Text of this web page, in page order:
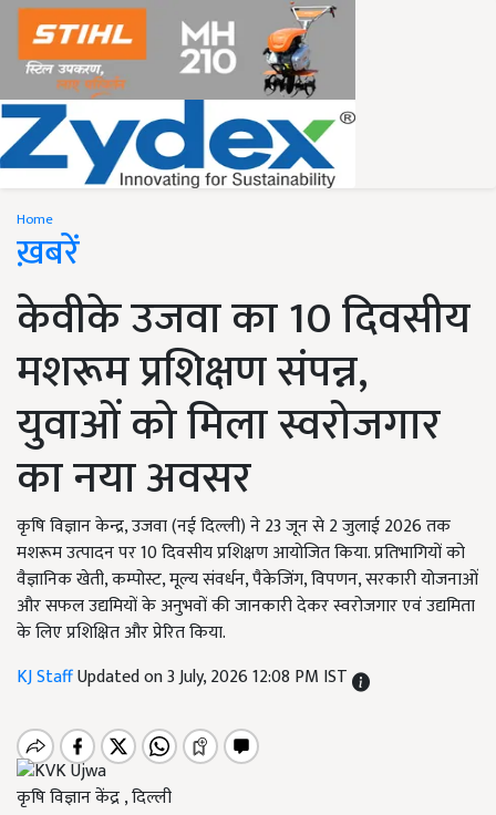
Home
ख़बरें
केवीके उजवा का 10 दिवसीय
मशरूम प्रशिक्षण संपन्न,
युवाओं को मिला स्वरोजगार
का नया अवसर
कृषि विज्ञान केन्द्र, उजवा (नई दिल्ली) ने 23 जून से 2 जुलाई 2026 तक
मशरूम उत्पादन पर 10 दिवसीय प्रशिक्षण आयोजित किया. प्रतिभागियों को
वैज्ञानिक खेती, कम्पोस्ट, मूल्य संवर्धन, पैकेजिंग, विपणन, सरकारी योजनाओं
और सफल उद्यमियों के अनुभवों की जानकारी देकर स्वरोजगार एवं उद्यमिता
के लिए प्रशिक्षित और प्रेरित किया.
KJ StaffUpdated on 3 July, 2026 12:08 PM IST
कृषि विज्ञान केंद्र , दिल्ली